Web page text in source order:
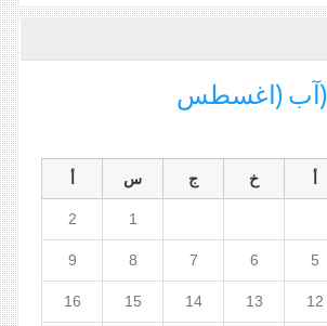
(آب (اغسطس
خ ج س
1
2
5
6
7
8
9
12
13
14
15
16